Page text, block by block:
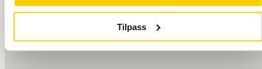
Tilpass
Organisasjon
Bærekraft